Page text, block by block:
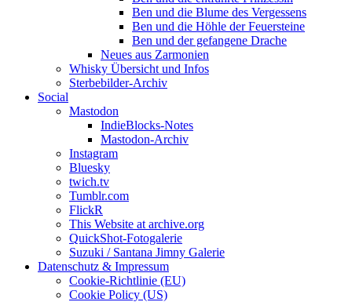
Ben und die Blume des Vergessens
Ben und die Höhle der Feuersteine
Ben und der gefangene Drache
Neues aus Zarmonien
Whisky Übersicht und Infos
Sterbebilder-Archiv
Social
Mastodon
IndieBlocks-Notes
Mastodon-Archiv
Instagram
Bluesky
twich.tv
Tumblr.com
FlickR
This Website at archive.org
QuickShot-Fotogalerie
Suzuki / Santana Jimny Galerie
Datenschutz & Impressum
Cookie-Richtlinie (EU)
Cookie Policy (US)